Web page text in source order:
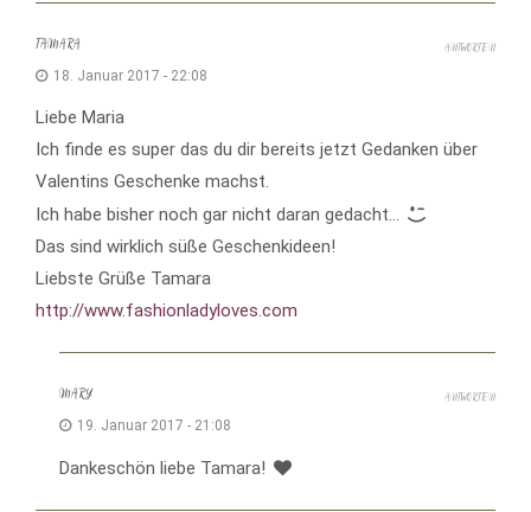
TAMARA
18. Januar 2017 - 22:08
Liebe Maria
Ich finde es super das du dir bereits jetzt Gedanken über
Valentins Geschenke machst.
Ich habe bisher noch gar nicht daran gedacht…
Das sind wirklich süße Geschenkideen!
Liebste Grüße Tamara
http://www.fashionladyloves.com
ANTWORTEN
MARY
19. Januar 2017 - 21:08
Dankeschön liebe Tamara!
ANTWORTEN